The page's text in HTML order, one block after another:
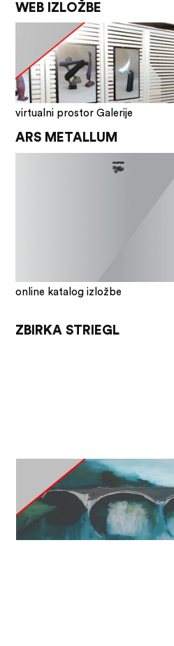
WEB IZLOŽBE
virtualni prostor Galerije
ARS METALLUM
online katalog izložbe
ZBIRKA STRIEGL